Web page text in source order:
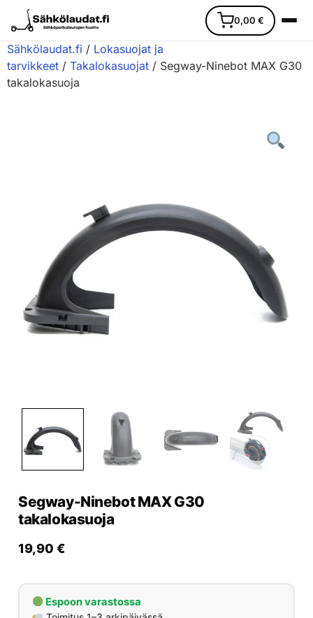
0,00 €
Lisävarusteet
Huoltopalvelu
Yrityksille
Varaa huolto
Sähkölaudat.fi / Lokasuojat ja
tarvikkeet / Takalokasuojat / Segway-Ninebot MAX G30
takalokasuoja
Segway-Ninebot MAX G30
takalokasuoja
19,90 €
Espoon varastossa